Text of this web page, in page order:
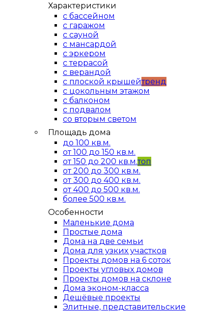
Характеристики
с бассейном
с гаражом
с сауной
с мансардой
с эркером
с террасой
с верандой
с плоской крышейтренд
с цокольным этажом
с балконом
с подвалом
со вторым светом
Площадь дома
до 100 кв.м.
от 100 до 150 кв.м.
от 150 до 200 кв.м.топ
от 200 до 300 кв.м.
от 300 до 400 кв.м.
от 400 до 500 кв.м.
более 500 кв.м.
Особенности
Маленькие дома
Простые дома
Дома на две семьи
Дома для узких участков
Проекты домов на 6 соток
Проекты угловых домов
Проекты домов на склоне
Дома эконом-класса
Дешёвые проекты
Элитные, представительские